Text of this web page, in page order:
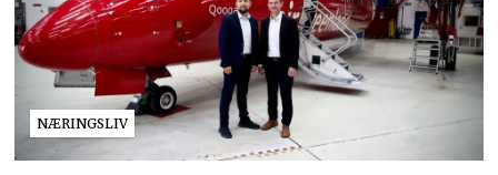
NÆRINGSLIV